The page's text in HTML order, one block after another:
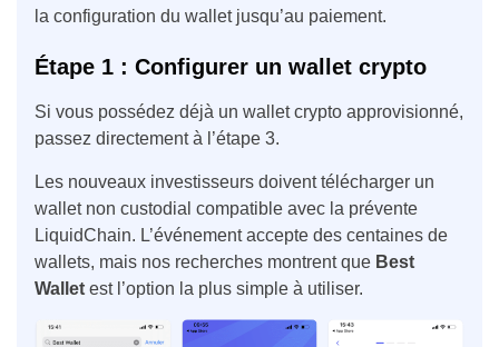
la configuration du wallet jusqu’au paiement.
Étape 1 : Configurer un wallet crypto
Si vous possédez déjà un wallet crypto approvisionné,
passez directement à l’étape 3.
Les nouveaux investisseurs doivent télécharger un
wallet non custodial compatible avec la prévente
LiquidChain. L’événement accepte des centaines de
wallets, mais nos recherches montrent que Best
Wallet est l’option la plus simple à utiliser.